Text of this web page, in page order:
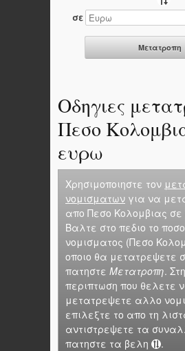
σε
Οδηγιες
Πεσο
ευρω
Χρησιμοποιηστε τον
νομισματων για να
απο Πεσο Κολομβιας
Βαλτε στο πεδιο το
νομισματος (Πεσο
οποιο θα μετατρεψετε
πατηστε Μετατροπη.
περιπτωση που θελετε
μετατρεψετε αλλο
επιλεξτε το απο τη
αντιστρεψετε τα
πατηστε τα βελη
.